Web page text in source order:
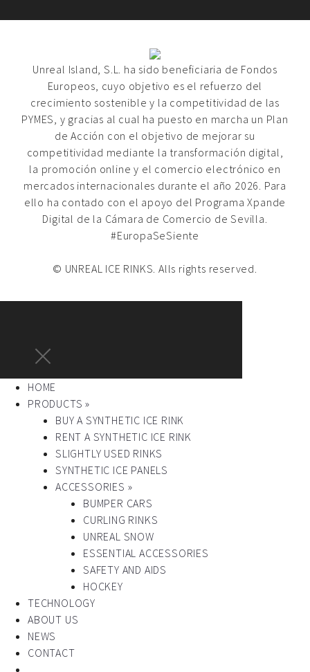
Unreal Island, S.L. ha sido beneficiaria de Fondos
Europeos, cuyo objetivo es el refuerzo del
crecimiento sostenible y la competitividad de las
PYMES, y gracias al cual ha puesto en marcha un Plan
de Acción con el objetivo de mejorar su
competitividad mediante la transformación digital,
la promoción online y el comercio electrónico en
mercados internacionales durante el año 2026. Para
ello ha contado con el apoyo del Programa Xpande
Digital de la Cámara de Comercio de Sevilla.
#EuropaSeSiente
© UNREAL ICE RINKS. Alls rights reserved.
HOME
PRODUCTS »
BUY A SYNTHETIC ICE RINK
RENT A SYNTHETIC ICE RINK
SLIGHTLY USED RINKS
SYNTHETIC ICE PANELS
ACCESSORIES »
BUMPER CARS
CURLING RINKS
UNREAL SNOW
ESSENTIAL ACCESSORIES
SAFETY AND AIDS
HOCKEY
TECHNOLOGY
ABOUT US
NEWS
CONTACT